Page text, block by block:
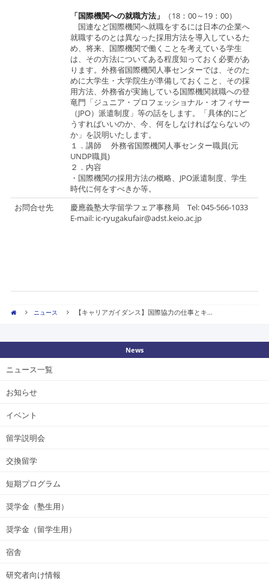
「国際機関への就職方法」
（18：00～19：00）
国連など国際機関へ就職をするには日本の企業へ
就職するのとは異なった採用方法を導入しているた
め、将来、国際機関で働くことを考えている学生
は、その方法についてある程度知っておく必要があ
ります。外務省国際機関人事センターでは、そのた
めに大学生・大学院生が準備しておくこと、その採
用方法、外務省が実施している国際機関就職への登
竜門「ジュニア・プロフェッショナル・オフィサー
（JPO）派遣制度」等の話をします。「具体的にど
うすればいいのか、今、何をしなければならないの
か」を説明いたします。
１．講師 外務省国際機関人事センター職員(元
UNDP職員)
２．内容
・国際機関の採用方法の概略、JPO派遣制度、学生
時代に何をすべきか等。
お問合せ先
慶應義塾大学留学フェア事務局 Tel: 045-566-1033
E-mail: ic-ryugakufair@adst.keio.ac.jp
ニュース 【キャリアガイダンス】国際協力の仕事とキ...
News
ニュース一覧
お知らせ
イベント
留学説明会
交換留学
短期プログラム
奨学金（塾生用）
奨学金（留学生用）
宿舎
研究者向け情報